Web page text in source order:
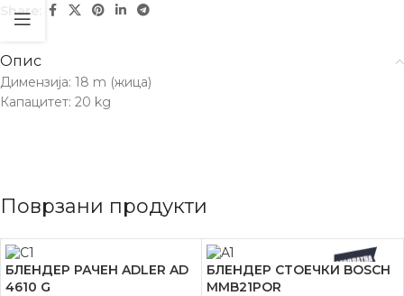
Share:
Опис
Димензија: 18 m (жица)
Капацитет: 20 kg
Поврзани продукти
БЛЕНДЕР РАЧЕН ADLER AD
4610 G
БЛЕНДЕР СТОЕЧКИ BOSCH
MMB21POR